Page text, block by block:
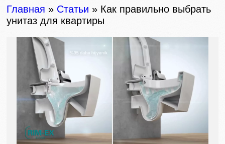
Главная » Статьи » Как правильно выбрать
унитаз для квартиры